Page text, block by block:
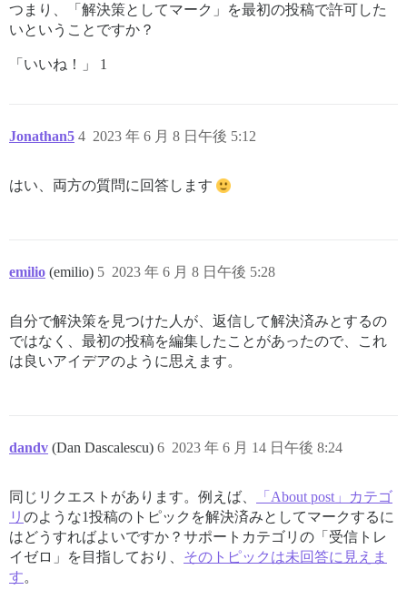
つまり、「解決策としてマーク」を最初の投稿で許可した
いということですか？
「いいね！」 1
Jonathan5 2023 年 6 月 8 日午後 5:12
4
はい、両方の質問に回答します
emilio (emilio) 2023 年 6 月 8 日午後 5:28
5
自分で解決策を見つけた人が、返信して解決済みとするの
ではなく、最初の投稿を編集したことがあったので、これ
は良いアイデアのように思えます。
dandv (Dan Dascalescu) 2023 年 6 月 14 日午後 8:24
6
同じリクエストがあります。例えば、
「About post」カテゴ
リ のような1投稿のトピックを解決済みとしてマークするに
はどうすればよいですか？サポートカテゴリの「受信トレ
イゼロ」を目指しており、 そのトピックは未回答に見えま
す。